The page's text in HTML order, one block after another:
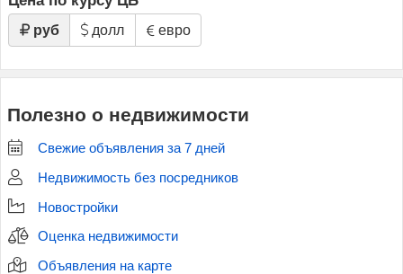
руб долл евро
Полезно о недвижимости
Свежие объявления за 7 дней
Недвижимость без посредников
Новостройки
Оценка недвижимости
Объявления на карте